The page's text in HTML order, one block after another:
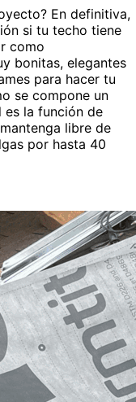
En definitiva,
si tu techo tiene
como
bonitas, elegantes
para hacer tu
se compone un
es la función de
libre de
por hasta 40